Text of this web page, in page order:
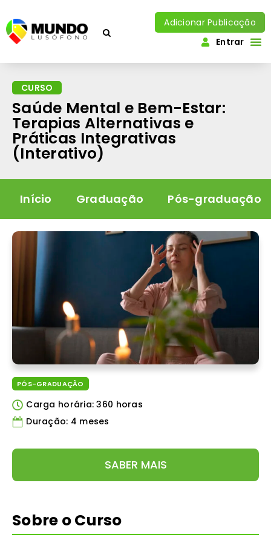
Adicionar Publicação
Entrar
CURSO
Saúde Mental e Bem-Estar:
Terapias Alternativas e
Práticas Integrativas
(Interativo)
Início Graduação Pós-graduação
Sobre o Curso
PÓS-GRADUAÇÃO
Carga horária: 360 horas
Duração: 4 meses
SABER MAIS